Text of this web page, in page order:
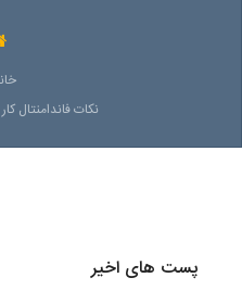
نکات فاندامنتال
پست های اخیر